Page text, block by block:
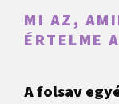
MI AZ,
ÉRTELME
A folsav